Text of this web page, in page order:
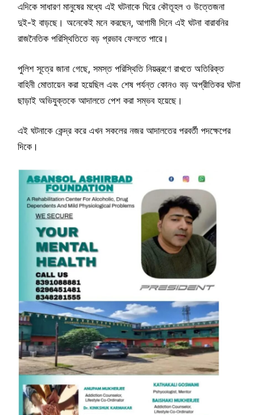
এদিকে সাধারণ মানুষের মধ্যে এই ঘটনাকে ঘিরে কৌতূহল ও উত্তেজনা
দুই-ই বাড়ছে। অনেকেই মনে করছেন, আগামী দিনে এই ঘটনা বারাবনির
রাজনৈতিক পরিস্থিতিতে বড় প্রভাব ফেলতে পারে।
পুলিশ সূত্রে জানা গেছে, সমস্ত পরিস্থিতি নিয়ন্ত্রণে রাখতে অতিরিক্ত
বাহিনী মোতায়েন করা হয়েছিল এবং শেষ পর্যন্ত কোনও বড় অপ্রীতিকর ঘটনা
ছাড়াই অভিযুক্তকে আদালতে পেশ করা সম্ভব হয়েছে।
এই ঘটনাকে কেন্দ্র করে এখন সকলের নজর আদালতের পরবর্তী পদক্ষেপের
দিকে।